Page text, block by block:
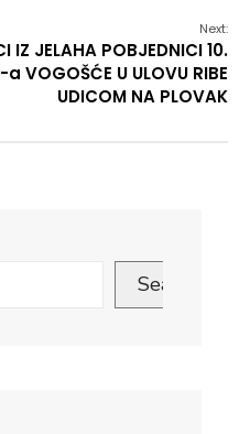
Next:
IZ JELAHA POBJEDNICI 10.
a VOGOŠĆE U ULOVU RIBE
UDICOM NA PLOVAK
Search